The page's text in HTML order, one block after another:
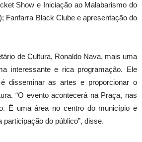
Show e Iniciação ao Malabarismo do
Fanfarra Black Clube e apresentação do
de Cultura, Ronaldo Nava, mais uma
interessante e rica programação. Ele
disseminar as artes e proporcionar o
“O evento acontecerá na Praça, nas
É uma área no centro do município e
participação do público”, disse.